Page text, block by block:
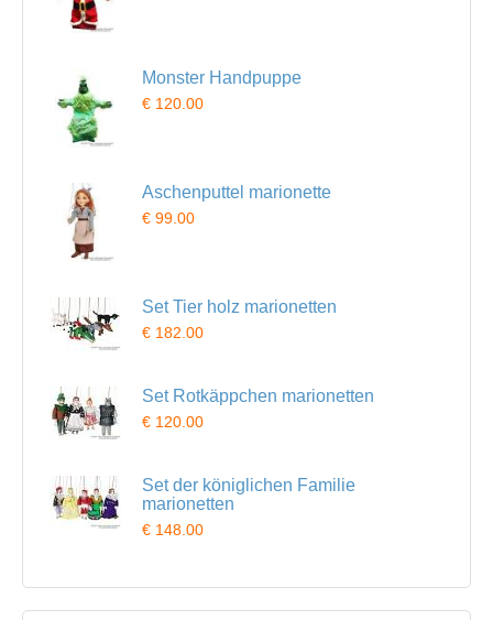
Monster Handpuppe
€ 120.00
Aschenputtel marionette
€ 99.00
Set Tier holz marionetten
€ 182.00
Set Rotkäppchen marionetten
€ 120.00
Set der königlichen Familie
marionetten
€ 148.00